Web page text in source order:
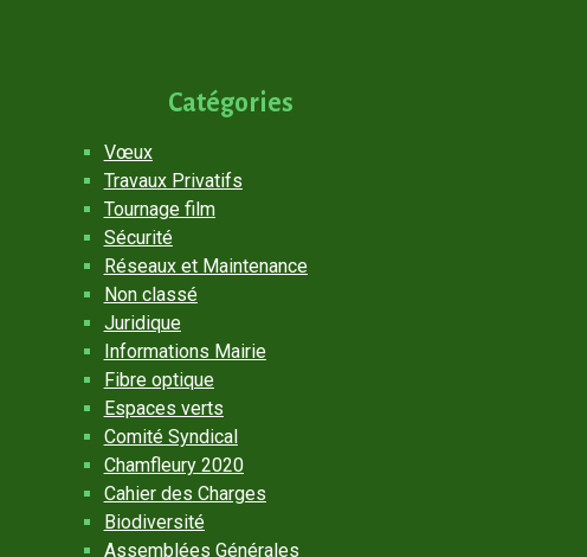
Catégories
Vœux
Travaux Privatifs
Tournage film
Sécurité
Réseaux et Maintenance
Non classé
Juridique
Informations Mairie
Fibre optique
Espaces verts
Comité Syndical
Chamfleury 2020
Cahier des Charges
Biodiversité
Assemblées Générales